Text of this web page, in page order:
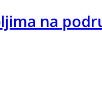
na